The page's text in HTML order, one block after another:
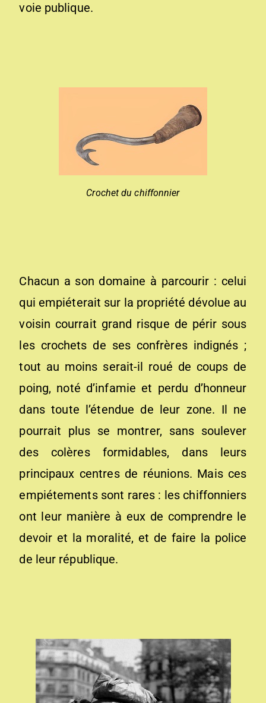
voie publique.
Crochet du chiffonnier
Chacun a son domaine à parcourir : celui
qui empiéterait sur la propriété dévolue au
voisin courrait grand risque de périr sous
les crochets de ses confrères indignés ;
tout au moins serait-il roué de coups de
poing, noté d’infamie et perdu d’honneur
dans toute l’étendue de leur zone. Il ne
pourrait plus se montrer, sans soulever
des colères formidables, dans leurs
principaux centres de réunions. Mais ces
empiétements sont rares : les chiffonniers
ont leur manière à eux de comprendre le
devoir et la moralité, et de faire la police
de leur république.